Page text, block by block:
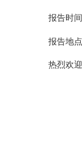
报告时
报告地
热烈欢